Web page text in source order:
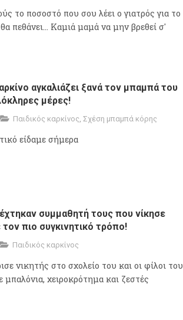
το ποσοστό που σου λέει ο γιατρός για το
πεθάνει... Καμιά μαμά να μην βρεθεί σ'
αγκαλιάζει ξανά τον μπαμπά του
μέρες!
Παιδικός καρκίνος, Σχέση μπαμπά κόρης
είδαμε σήμερα
συμμαθητή τους που νίκησε
πιο συγκινητικό τρόπο!
Παιδικός καρκίνος
νικητής στο σχολείο του και οι φίλοι του
μπαλόνια, χειροκρότημα και ζεστές